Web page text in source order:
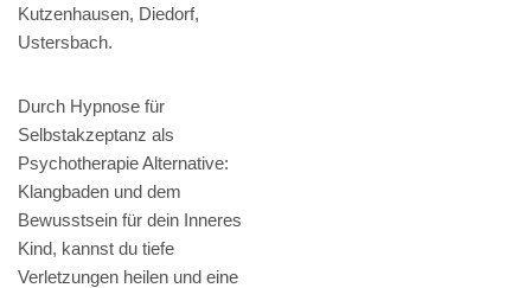
Kutzenhausen, Diedorf,
Ustersbach.
Durch Hypnose für
Selbstakzeptanz als
Psychotherapie Alternative:
Klangbaden und dem
Bewusstsein für dein Inneres
Kind, kannst du tiefe
Verletzungen heilen und eine